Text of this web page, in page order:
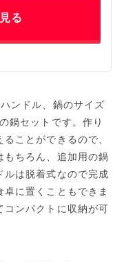
る
ンドル、鍋のサイズ
鍋セットです。作り
ことができるので、
もちろん、追加用の鍋
ルは脱着式なので完成
に置くこともできま
コンパクトに収納が可